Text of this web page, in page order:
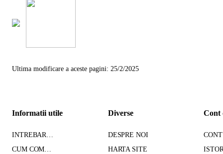
Ultima modificare a aceste pagini: 25/2/2025
Informatii utile
INTREBARI FRECVENTE
CUM COMAND - TRANSPORT - PLATA
Diverse
DESPRE NOI
HARTA SITE
Cont